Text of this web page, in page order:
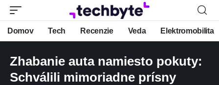
Domov Tech Recenzie Veda Elektromobilita
Zhabanie auta namiesto pokuty:
Schválili mimoriadne prísny